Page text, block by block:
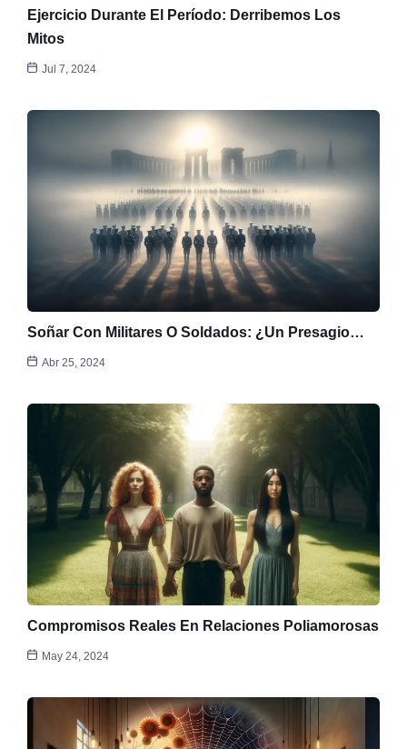
Ejercicio Durante El Período: Derribemos Los
Mitos
Jul 7, 2024
Soñar Con Militares O Soldados: ¿Un Presagio…
Abr 25, 2024
Compromisos Reales En Relaciones Poliamorosas
May 24, 2024